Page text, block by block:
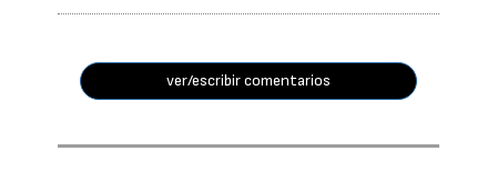
ver/escribir comentarios